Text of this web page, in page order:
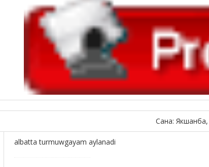
Сана:
albatta turmuwgayam aylanadi